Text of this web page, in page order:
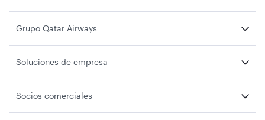
Grupo Qatar Airways
Soluciones de empresa
Socios comerciales